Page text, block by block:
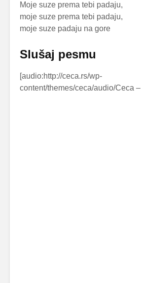
Moje suze prema tebi padaju,
moje suze prema tebi padaju,
moje suze padaju na gore
Slušaj pesmu
[audio:http://ceca.rs/wp-
content/themes/ceca/audio/Ceca –